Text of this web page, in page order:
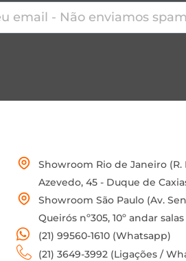
Showroom Rio de Janeiro (R.
Azevedo, 45 - Duque de
Showroom São Paulo (Av.
Queirós nº305, 10º andar salas
(21) 99560-1610 (Whatsapp)
(21) 3649-3992 (Ligações /